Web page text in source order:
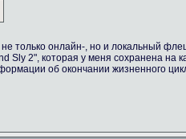
только онлайн-, но и локальный
Sly 2", которая у меня сохранена на
об окончании жизненного